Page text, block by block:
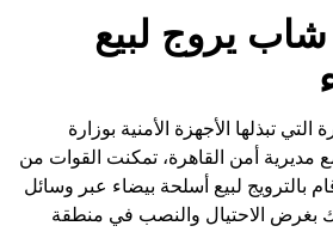
يروج لبيع
تبذلها الأجهزة الأمنية بوزارة
مع مديرية أمن القاهرة، تمكنت القوات من
بالترويج لبيع أسلحة بيضاء عبر وسائل
بغرض الاحتيال والنصب في منطقة